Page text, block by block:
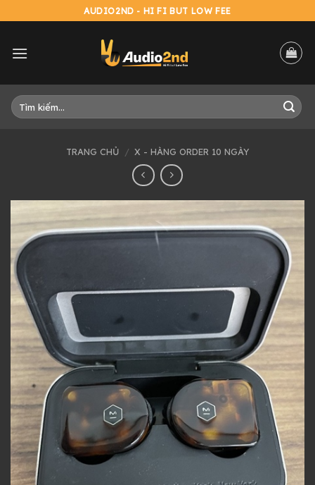
to
AUDIO2ND - HI FI BUT LOW FEE
Tìm
kiếm:
TRANG CHỦ / X - HÀNG ORDER 10 NGÀY